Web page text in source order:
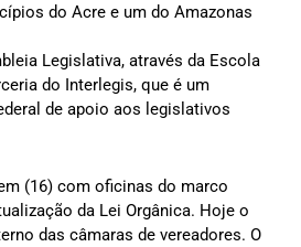
do Acre e um do Amazonas
Legislativa, através da Escola
do Interlegis, que é um
de apoio aos legislativos
(16) com oficinas do marco
da Lei Orgânica. Hoje o
das câmaras de vereadores. O